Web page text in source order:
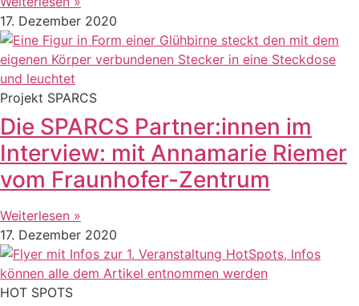
17. Dezember 2020
Projekt SPARCS
Die SPARCS Partner:innen im
Interview: mit Annamarie Riemer
vom Fraunhofer-Zentrum
Weiterlesen »
17. Dezember 2020
HOT SPOTS